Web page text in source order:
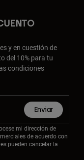
y en cuestión de
del 10% para tu
condiciones
Enviar
mi dirección de
de acuerdo con
pueden cancelar la